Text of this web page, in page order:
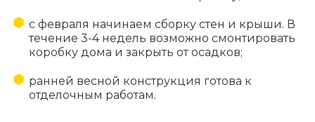
с февраля начинаем сборку стен и крыши. В
течение 3-4 недель возможно смонтировать
коробку дома и закрыть от осадков;
ранней весной конструкция готова к
отделочным работам.